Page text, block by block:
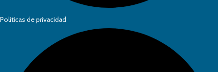
Políticas de privacidad